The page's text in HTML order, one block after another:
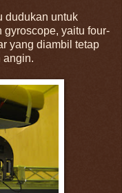
dudukan untuk
yaitu four-
yang diambil tetap
angin.